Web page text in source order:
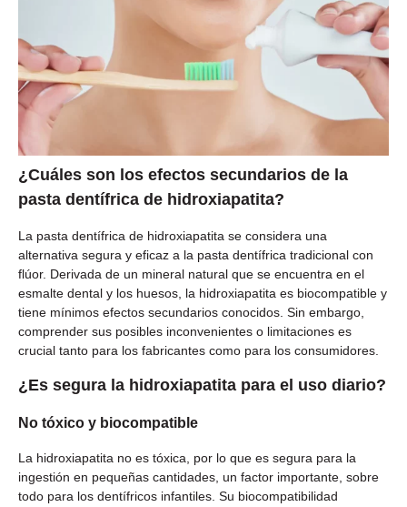
¿Cuáles son los efectos secundarios de la
pasta dentífrica de hidroxiapatita?
La pasta dentífrica de hidroxiapatita se considera una
alternativa segura y eficaz a la pasta dentífrica tradicional con
flúor. Derivada de un mineral natural que se encuentra en el
esmalte dental y los huesos, la hidroxiapatita es biocompatible y
tiene mínimos efectos secundarios conocidos. Sin embargo,
comprender sus posibles inconvenientes o limitaciones es
crucial tanto para los fabricantes como para los consumidores.
¿Es segura la hidroxiapatita para el uso diario?
No tóxico y biocompatible
La hidroxiapatita no es tóxica, por lo que es segura para la
ingestión en pequeñas cantidades, un factor importante, sobre
todo para los dentífricos infantiles. Su biocompatibilidad